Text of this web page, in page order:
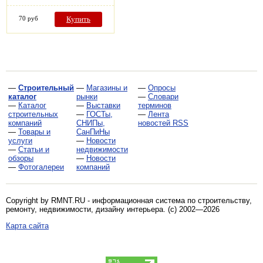
70 руб Купить
— Строительный
каталог
— Каталог
строительных
компаний
— Товары и
услуги
— Статьи и
обзоры
— Фотогалереи
— Магазины и
рынки
— Выставки
— ГОСТы,
СНИПы,
СанПиНы
— Новости
недвижимости
— Новости
компаний
— Опросы
— Словари
терминов
— Лента
новостей RSS
Copyright by RMNT.RU - информационная система по строительству,
ремонту, недвижимости, дизайну интерьера . (c) 2002—2026
Карта сайта